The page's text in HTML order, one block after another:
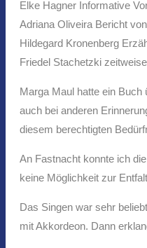
Elke Hagner Informative
Adriana Oliveira Bericht
Hildegard Kronenberg
Friedel Stachetzki
Marga Maul hatte ein
auch bei anderen
diesem berechtigten
An Fastnacht konnte ich
keine Möglichkeit zur
Das Singen war sehr
mit Akkordeon. Dann